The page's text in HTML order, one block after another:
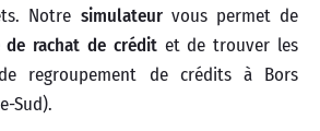
Notre simulateurvous permet de
de rachat de créditet de trouver les
regroupement de crédits à Bors
Sud).